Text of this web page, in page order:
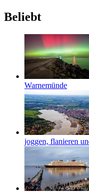
Beliebt
Warnemünde
joggen, flanieren